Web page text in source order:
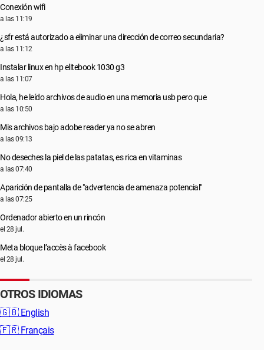
Conexión wifi
a las 11:19
¿sfr está autorizado a eliminar una dirección de correo secundaria?
a las 11:12
Instalar linux en hp elitebook 1030 g3
a las 11:07
Hola, he leído archivos de audio en una memoria usb pero que
a las 10:50
Mis archivos bajo adobe reader ya no se abren
a las 09:13
No deseches la piel de las patatas, es rica en vitaminas
a las 07:40
Aparición de pantalla de "advertencia de amenaza potencial"
a las 07:25
Ordenador abierto en un rincón
el 28 jul.
Meta bloque l’accès à facebook
el 28 jul.
OTROS IDIOMAS
🇬🇧 English
🇫🇷 Français